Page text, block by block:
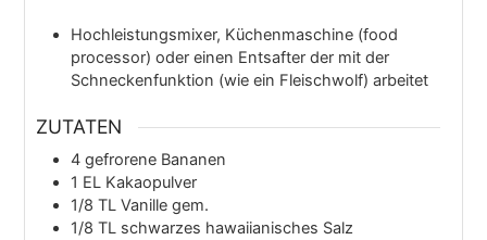
Hochleistungsmixer, Küchenmaschine (food
processor) oder einen Entsafter der mit der
Schneckenfunktion (wie ein Fleischwolf) arbeitet
ZUTATEN
4 gefrorene Bananen
1 EL Kakaopulver
1/8 TL Vanille gem.
1/8 TL schwarzes hawaiianisches Salz